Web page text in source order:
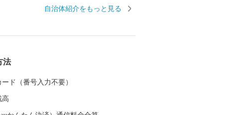
神仏習合 ②神輿 ③放生会 ④万年青
る
自治体紹介をもっと見る
法
ード（番号入力不要）
高